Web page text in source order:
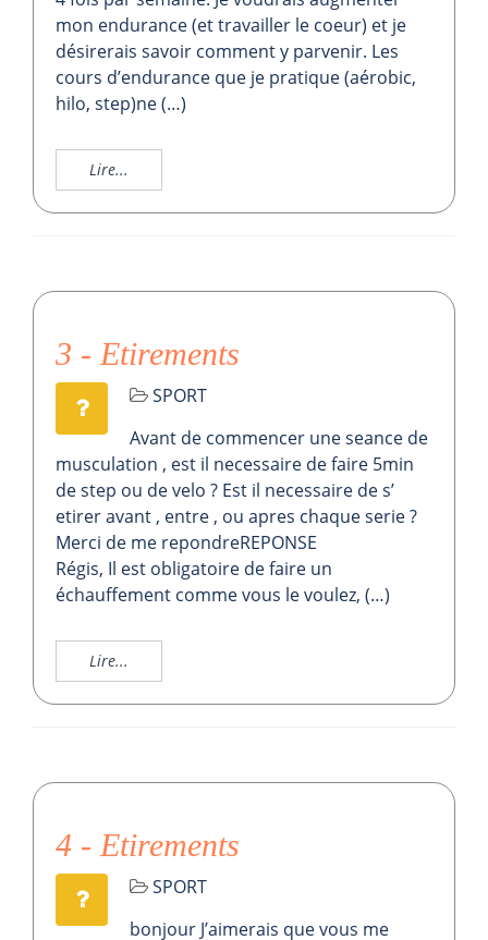
mon endurance (et travailler le coeur) et je
désirerais savoir comment y parvenir. Les
cours d’endurance que je pratique (aérobic,
hilo, step)ne (…)
Lire...
3 - Etirements
SPORT
Avant de commencer une seance de
musculation , est il necessaire de faire 5min
de step ou de velo ? Est il necessaire de s’
etirer avant , entre , ou apres chaque serie ?
Merci de me repondreREPONSE
Régis, Il est obligatoire de faire un
échauffement comme vous le voulez, (…)
Lire...
4 - Etirements
SPORT
bonjour J’aimerais que vous me